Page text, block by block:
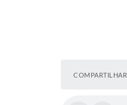
COMPARTILHAR